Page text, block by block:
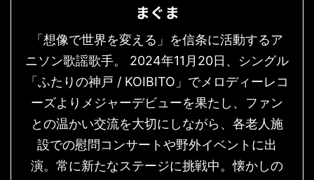
まぐま
「想像で世界を変える」を信条に活動するア
ニソン歌謡歌手。 2024年11月20日、シングル
「ふたりの神戸 / KOIBITO」でメロディーレコ
ーズよりメジャーデビューを果たし、ファン
との温かい交流を大切にしながら、各老人施
設での慰問コンサートや野外イベントに出
演。常に新たなステージに挑戦中。懐かしの